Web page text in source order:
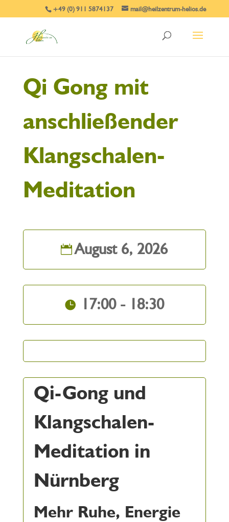
+49 (0) 911 5874137 mail@heilzentrum-helios.de
Qi Gong mit
anschließender
Klangschalen-
Meditation
August 6, 2026
17:00 - 18:30
Qi-Gong und
Klangschalen-
Meditation in
Nürnberg
Mehr Ruhe, Energie